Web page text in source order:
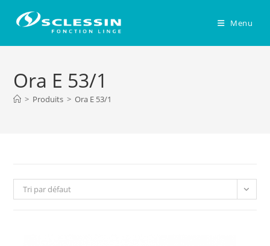
Menu
Ora E 53/1
> Produits > Ora E 53/1
Tri par défaut